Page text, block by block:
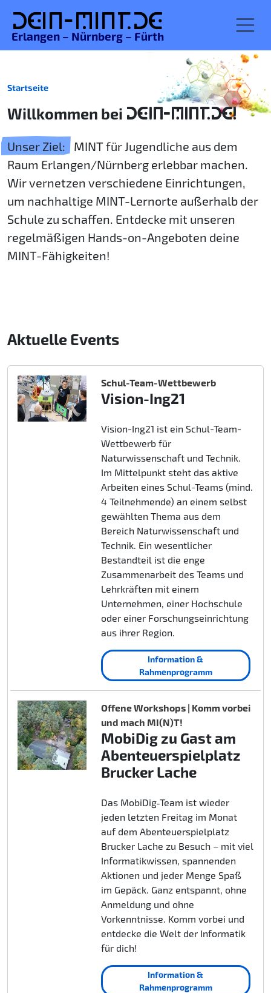
Dein-MINT.de
Erlangen – Nürnberg – Fürth
Startseite
Willkommen bei DEIN-MINT.DE!
Unser Ziel:
MINT für Jugendliche aus dem
Raum Erlangen/Nürnberg erlebbar machen.
Wir vernetzen verschiedene Einrichtungen,
um nachhaltige MINT-Lernorte außerhalb der
Schule zu schaffen. Entdecke mit unseren
regelmäßigen Hands-on-Angeboten deine
MINT-Fähigkeiten!
Aktuelle Events
Schul-Team-Wettbewerb
Vision-Ing21
Vision-Ing21 ist ein Schul-Team-
Wettbewerb für
Naturwissenschaft und Technik.
Im Mittelpunkt steht das aktive
Arbeiten eines Schul-Teams (mind.
4 Teilnehmende) an einem selbst
gewählten Thema aus dem
Bereich Naturwissenschaft und
Technik. Ein wesentlicher
Bestandteil ist die enge
Zusammenarbeit des Teams und
Lehrkräften mit einem
Unternehmen, einer Hochschule
oder einer Forschungseinrichtung
aus ihrer Region.
Information &
Rahmenprogramm
Offene Workshops | Komm vorbei
und mach MI(N)T!
MobiDig zu Gast am
Abenteuerspielplatz
Brucker Lache
Das MobiDig‑Team ist wieder
jeden letzten Freitag im Monat
auf dem Abenteuerspielplatz
Brucker Lache zu Besuch – mit viel
Informatikwissen, spannenden
Aktionen und jeder Menge Spaß
im Gepäck. Ganz entspannt, ohne
Anmeldung und ohne
Vorkenntnisse. Komm vorbei und
entdecke die Welt der Informatik
für dich!
Information &
Rahmenprogramm